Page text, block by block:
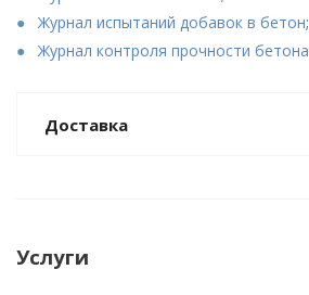
Журнал испытаний добавок в бетон;
Журнал контроля прочности бетона
Доставка
Услуги